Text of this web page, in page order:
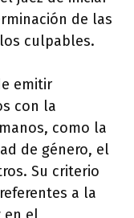
de las
culpables.
emitir
con la
como la
de género, el
Su criterio
a la